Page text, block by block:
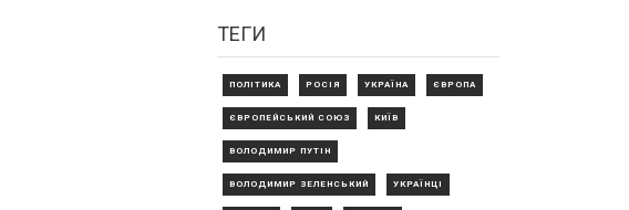
ТЕГИ
ПОЛІТИКА РОСІЯ УКРАЇНА ЄВРОПА
ЄВРОПЕЙСЬКИЙ СОЮЗ КИЇВ
ВОЛОДИМИР ПУТІН
ВОЛОДИМИР ЗЕЛЕНСЬКИЙ УКРАЇНЦІ